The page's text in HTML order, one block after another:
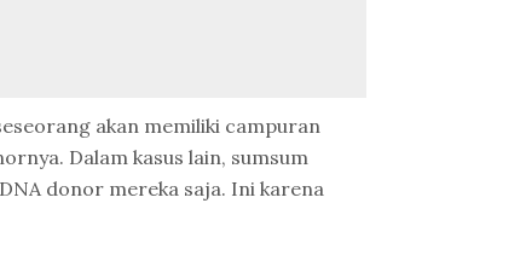
akan memiliki campuran
Dalam kasus lain, sumsum
donor mereka saja. Ini karena